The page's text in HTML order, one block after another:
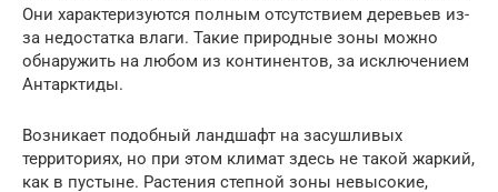
Они характеризуются полным отсутствием деревьев из-
за недостатка влаги. Такие природные зоны можно
обнаружить на любом из континентов, за исключением
Антарктиды.
Возникает подобный ландшафт на засушливых
территориях, но при этом климат здесь не такой жаркий,
как в пустыне. Растения степной зоны невысокие,